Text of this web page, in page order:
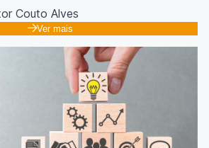
Couto Alves
Ver mais